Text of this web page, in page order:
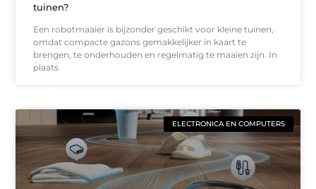
tuinen?
Een robotmaaier is bijzonder geschikt voor kleine tuinen,
omdat compacte gazons gemakkelijker in kaart te
brengen, te onderhouden en regelmatig te maaien zijn. In
plaats
ELECTRONICA EN COMPUTERS